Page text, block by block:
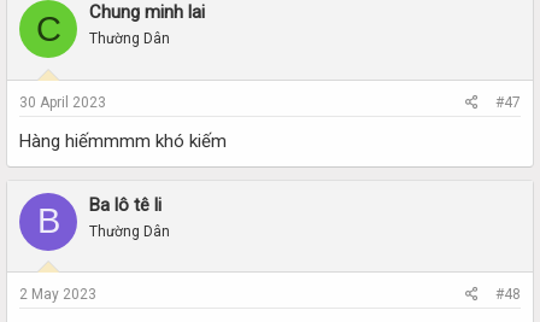
C Chung minh lai
Thường Dân
30 April 2023 #47
Hàng hiếmmmm khó kiếm
B Ba lô tê li
Thường Dân
2 May 2023 #48